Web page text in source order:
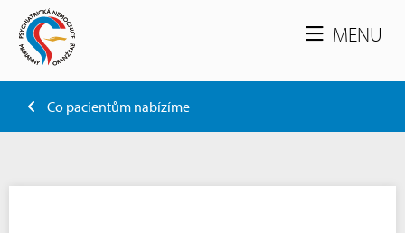
MENU
Co pacientům nabízíme